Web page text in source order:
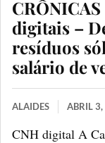
digitais –
resíduos
salário de
ALAIDES ABRIL
CNH digital A